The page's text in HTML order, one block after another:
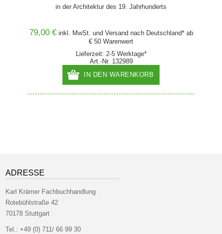
in der Architektur des 19. Jahrhunderts
79,00 € inkl. MwSt. und Versand nach Deutschland* ab
€ 50 Warenwert
Lieferzeit: 2-5 Werktage*
Art.-Nr. 132989
IN DEN WARENKORB
ADRESSE
Karl Krämer Fachbuchhandlung
Rotebühlstraße 42
70178 Stuttgart
Tel.:+49 (0) 711/ 66 99 30